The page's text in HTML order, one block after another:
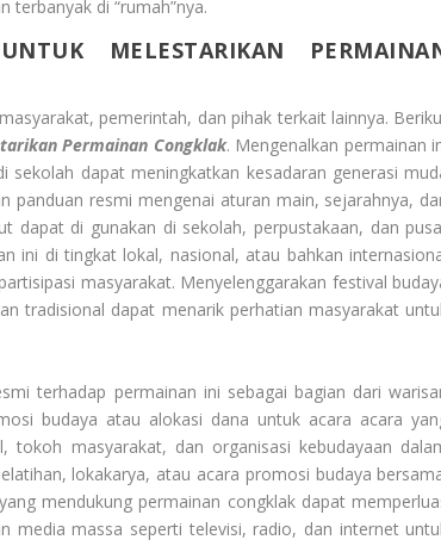
terbanyak di “rumah”nya.
MELESTARIKAN
pemerintah, dan pihak terkait lainnya.
Permainan Congklak. Mengenalkan permainan
dapat meningkatkan kesadaran generasi
panduan resmi mengenai aturan main, sejarahnya,
dapat di gunakan di sekolah, perpustakaan, dan
ini di tingkat lokal, nasional, atau bahkan
masyarakat. Menyelenggarakan festival
tradisional dapat menarik perhatian masyarakat
terhadap permainan ini sebagai bagian dari
budaya atau alokasi dana untuk acara acara
tokoh masyarakat, dan organisasi kebudayaan
lokakarya, atau acara promosi budaya
mendukung permainan congklak dapat
media massa seperti televisi, radio, dan internet